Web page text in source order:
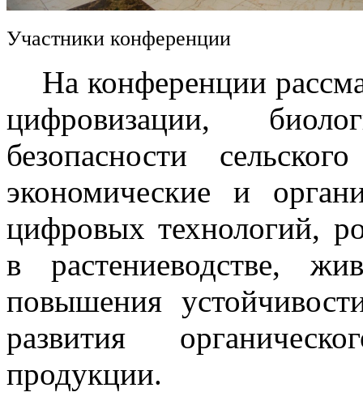
Участники конференции
На конференции
цифровизации,
безопасности
экономические и
цифровых технологий,
в растениеводстве,
повышения
развития
продукции.